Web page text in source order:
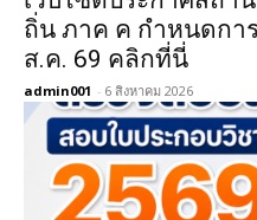
ถิ่น ภาค ค กำหนดกา
ส.ค. 69 คลิกที่นี่
admin001 - 6 สิงหาคม 2026